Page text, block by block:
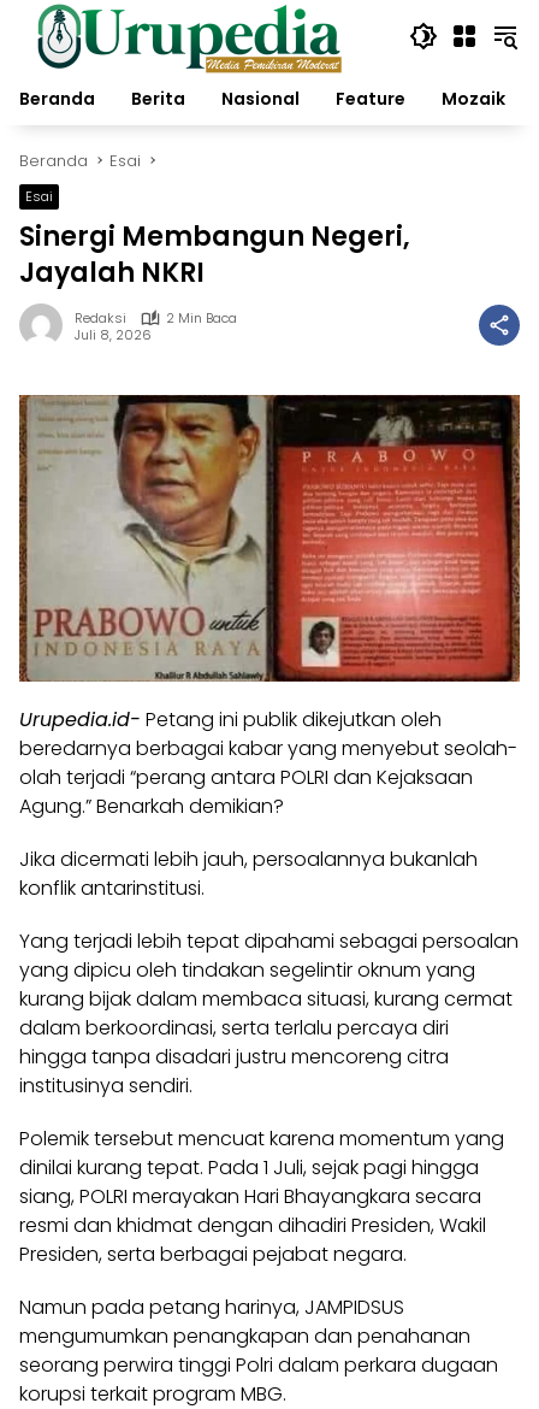
Langsung
konten
Beranda
Berita Nasional Feature Mozaik
Beranda Esai
Esai
Sinergi Membangun Negeri,
Jayalah NKRI
Redaksi
2 Min Baca
Juli 8, 2026
Urupedia.id- Petang ini publik dikejutkan oleh
beredarnya berbagai kabar yang menyebut seolah-
olah terjadi “perang antara POLRI dan Kejaksaan
Agung.” Benarkah demikian?
Jika dicermati lebih jauh, persoalannya bukanlah
konflik antarinstitusi.
Yang terjadi lebih tepat dipahami sebagai persoalan
yang dipicu oleh tindakan segelintir oknum yang
kurang bijak dalam membaca situasi, kurang cermat
dalam berkoordinasi, serta terlalu percaya diri
hingga tanpa disadari justru mencoreng citra
institusinya sendiri.
Polemik tersebut mencuat karena momentum yang
dinilai kurang tepat. Pada 1 Juli, sejak pagi hingga
siang, POLRI merayakan Hari Bhayangkara secara
resmi dan khidmat dengan dihadiri Presiden, Wakil
Presiden, serta berbagai pejabat negara.
Namun pada petang harinya, JAMPIDSUS
mengumumkan penangkapan dan penahanan
seorang perwira tinggi Polri dalam perkara dugaan
korupsi terkait program MBG.